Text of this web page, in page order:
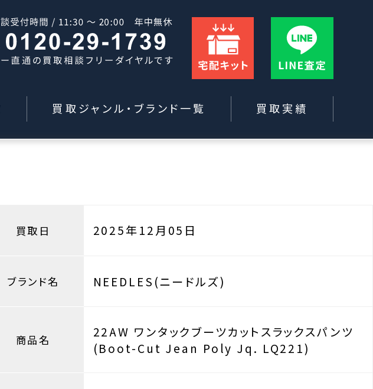
買取ジャンル・ブランド一覧 買取実績
買取日 2025年12月05日
ブランド名 NEEDLES(ニードルズ)
商品名
22AW ワンタックブーツカットスラックスパンツ
(Boot-Cut Jean Poly Jq. LQ221)